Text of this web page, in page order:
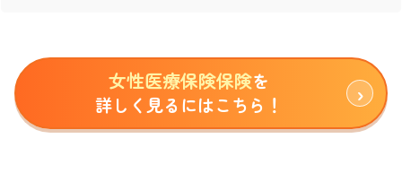
女性医療保険保険を
詳しく見るにはこちら！